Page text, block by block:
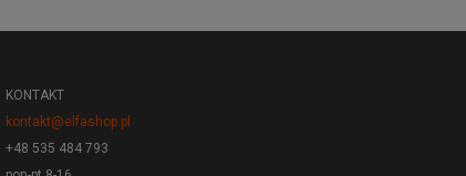
KONTAKT
kontakt@elfashop.pl
+48 535 484 793